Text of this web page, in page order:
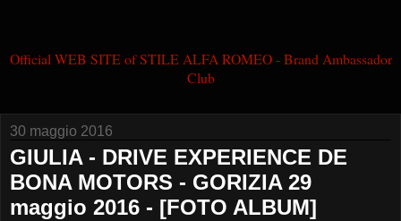
Official WEB SITE of STILE ALFA ROMEO - Brand Ambassador
Club
30 maggio 2016
GIULIA - DRIVE EXPERIENCE DE
BONA MOTORS - GORIZIA 29
maggio 2016 - [FOTO ALBUM]